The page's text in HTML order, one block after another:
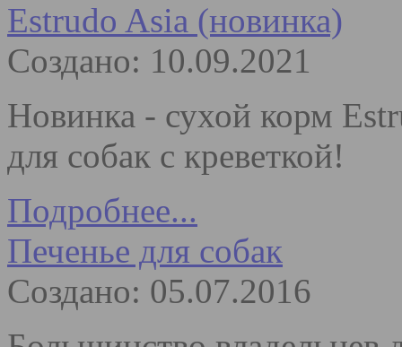
Estrudo Asia (новинка)
Создано: 10.09.2021
Новинка - сухой корм
для собак с креветкой!
Подробнее...
Печенье для собак
Создано: 05.07.2016